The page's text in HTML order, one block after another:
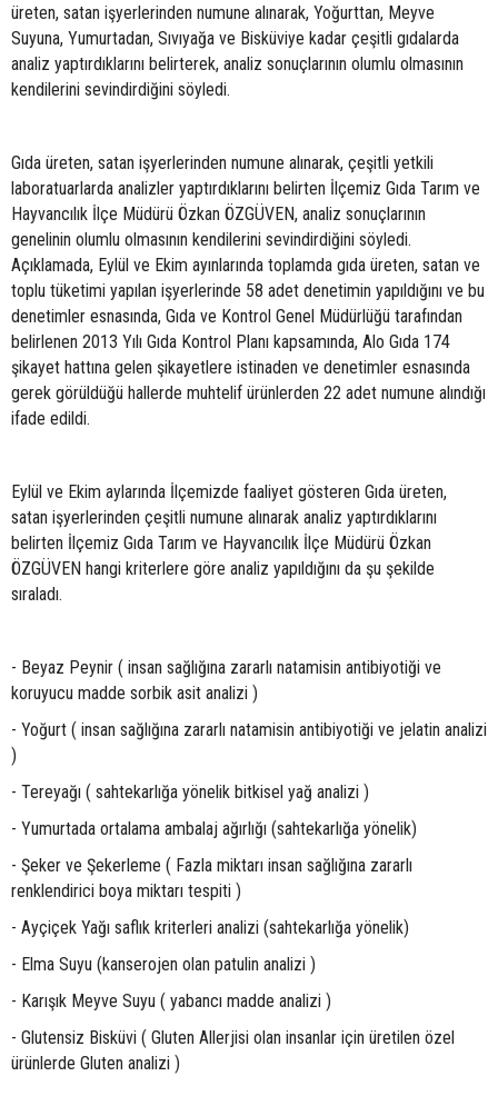
üreten, satan işyerlerinden numune alınarak, Yoğurttan, Meyve
Suyuna, Yumurtadan, Sıvıyağa ve Bisküviye kadar çeşitli gıdalarda
analiz yaptırdıklarını belirterek, analiz sonuçlarının olumlu olmasının
kendilerini sevindirdiğini söyledi.
Gıda üreten, satan işyerlerinden numune alınarak, çeşitli yetkili
laboratuarlarda analizler yaptırdıklarını belirten İlçemiz Gıda Tarım ve
Hayvancılık İlçe Müdürü Özkan ÖZGÜVEN, analiz sonuçlarının
genelinin olumlu olmasının kendilerini sevindirdiğini söyledi.
Açıklamada, Eylül ve Ekim ayınlarında toplamda gıda üreten, satan ve
toplu tüketimi yapılan işyerlerinde 58 adet denetimin yapıldığını ve bu
denetimler esnasında, Gıda ve Kontrol Genel Müdürlüğü tarafından
belirlenen 2013 Yılı Gıda Kontrol Planı kapsamında, Alo Gıda 174
şikayet hattına gelen şikayetlere istinaden ve denetimler esnasında
gerek görüldüğü hallerde muhtelif ürünlerden 22 adet numune alındığı
ifade edildi.
Eylül ve Ekim aylarında İlçemizde faaliyet gösteren Gıda üreten,
satan işyerlerinden çeşitli numune alınarak analiz yaptırdıklarını
belirten İlçemiz Gıda Tarım ve Hayvancılık İlçe Müdürü Özkan
ÖZGÜVEN hangi kriterlere göre analiz yapıldığını da şu şekilde
sıraladı.
- Beyaz Peynir ( insan sağlığına zararlı natamisin antibiyotiği ve
koruyucu madde sorbik asit analizi )
- Yoğurt ( insan sağlığına zararlı natamisin antibiyotiği ve jelatin analizi
)
- Tereyağı ( sahtekarlığa yönelik bitkisel yağ analizi )
- Yumurtada ortalama ambalaj ağırlığı (sahtekarlığa yönelik)
- Şeker ve Şekerleme ( Fazla miktarı insan sağlığına zararlı
renklendirici boya miktarı tespiti )
- Ayçiçek Yağı saflık kriterleri analizi (sahtekarlığa yönelik)
- Elma Suyu (kanserojen olan patulin analizi )
- Karışık Meyve Suyu ( yabancı madde analizi )
- Glutensiz Bisküvi ( Gluten Allerjisi olan insanlar için üretilen özel
ürünlerde Gluten analizi )